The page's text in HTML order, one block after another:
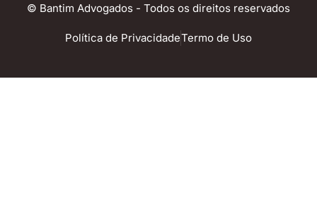
© Bantim Advogados - Todos os direitos reservados
Política de PrivacidadeTermo de Uso